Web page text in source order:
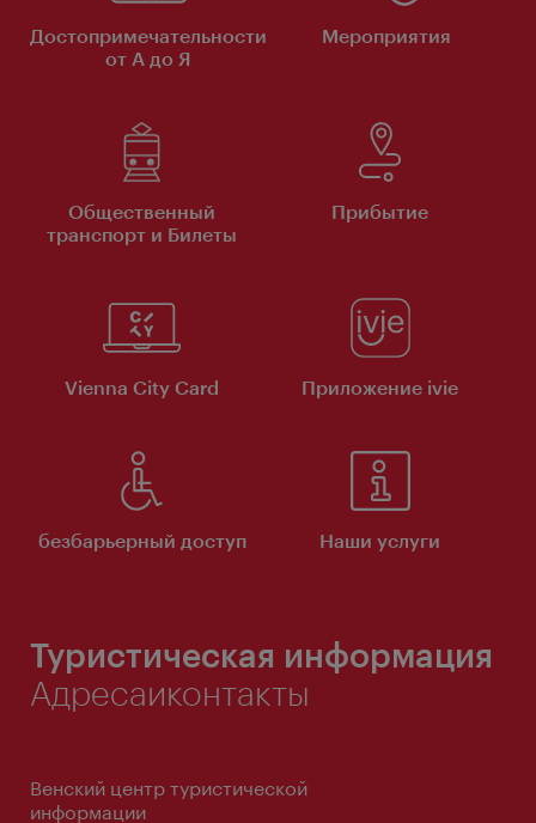
Достопримечательности
от А до Я
Мероприятия
Общественный
транспорт и Билеты
Прибытие
Vienna City Card Приложение ivie
безбарьерный доступ Наши услуги
Туристическая информация
Адресаиконтакты
Венский центр туристической
информации